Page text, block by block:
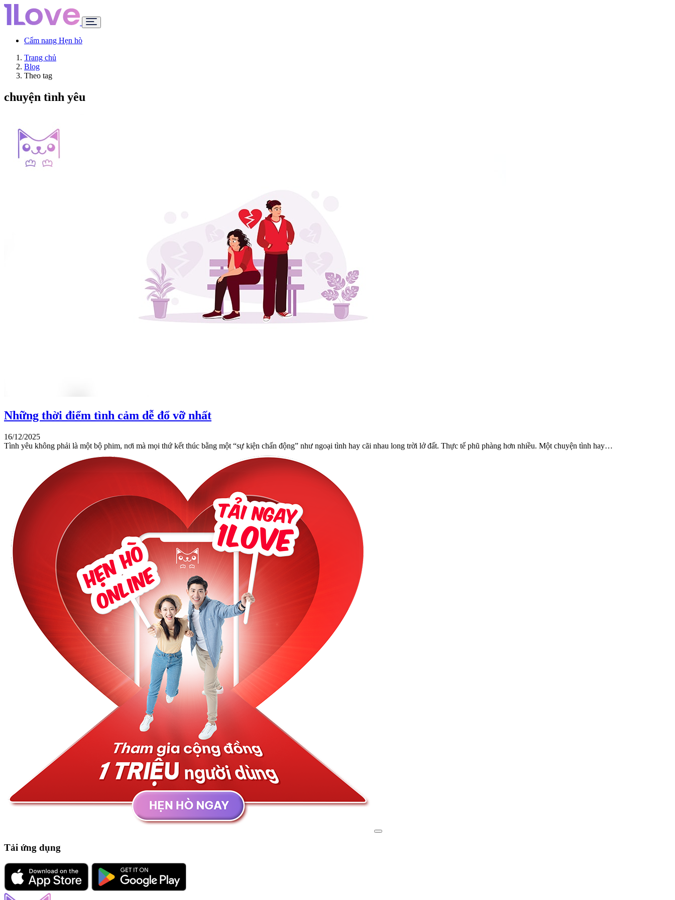
Cẩm nang Hẹn hò
Trang chủ
Blog
Theo tag
chuyện tình yêu
Những thời điểm tình cảm dễ đổ vỡ nhất
16/12/2025
Tình yêu không phải là một bộ phim, nơi mà mọi thứ kết thúc bằng một “sự kiện chấn động” như ngoại tình hay cãi nhau long trời lở đất. Thực tế phũ phàng hơn nhiều. Một chuyện tình hay…
Tải ứng dụng